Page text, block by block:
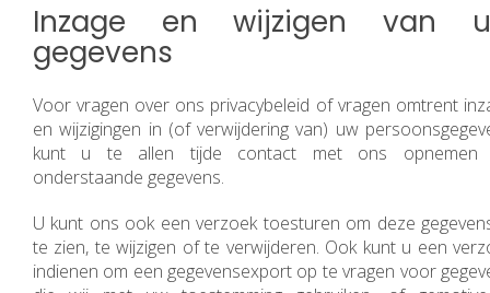
Inzage en wijzigen van
gegevens
Voor vragen over ons privacybeleid of vragen omtrent
en wijzigingen in (of verwijdering van) uw
kunt u te allen tijde contact met ons opnemen
onderstaande gegevens.
U kunt ons ook een verzoek toesturen om deze
te zien, te wijzigen of te verwijderen. Ook kunt u een
indienen om een gegevensexport op te vragen voor